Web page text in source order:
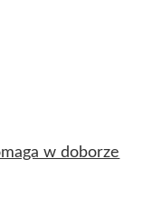
w doborze